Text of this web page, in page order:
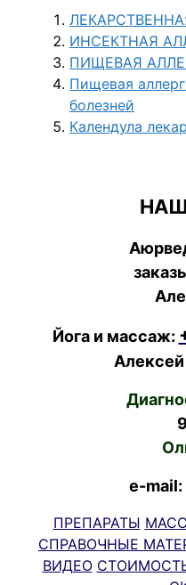
ИНСЕКТНАЯ
ПИЩЕВАЯ
Пищевая
болезней
Календула
Йога и массаж:
e-mail:
ПРЕПАРАТЫ
СПРАВОЧНЫЕ
ВИДЕО